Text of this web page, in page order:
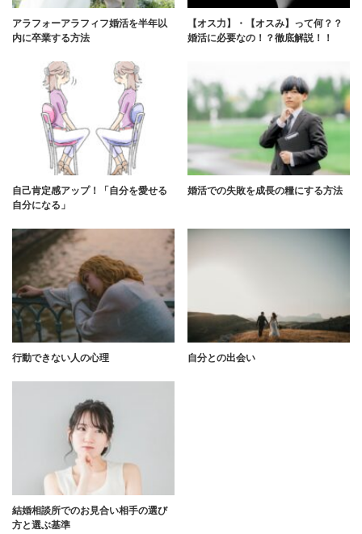
アラフォーアラフィフ婚活を半年以
内に卒業する方法
【オス力】・【オスみ】って何？？
婚活に必要なの！？徹底解説！！
自己肯定感アップ！「自分を愛せる
自分になる」
婚活での失敗を成長の糧にする方法
行動できない人の心理 自分との出会い
結婚相談所でのお見合い相手の選び
方と選ぶ基準